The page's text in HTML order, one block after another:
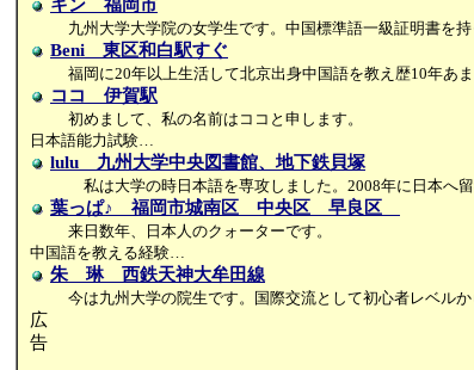
キン 福岡市
九州大学大学院の女学生です。中国標準語一級証明書を
Beni 東区和白駅すぐ
福岡に20年以上生活して北京出身中国語を教え歴10年あ
ココ 伊賀駅
初めまして、私の名前はココと申します。
日本語能力試験…
lulu 九州大学中央図書館、地下鉄貝塚
私は大学の時日本語を専攻しました。2008年に日本へ
葉っぱ♪ 福岡市城南区 中央区 早良区
来日数年、日本人のクォーターです。
中国語を教える経験…
朱 琳 西鉄天神大牟田線
今は九州大学の院生です。国際交流として初心者レベル
広
告